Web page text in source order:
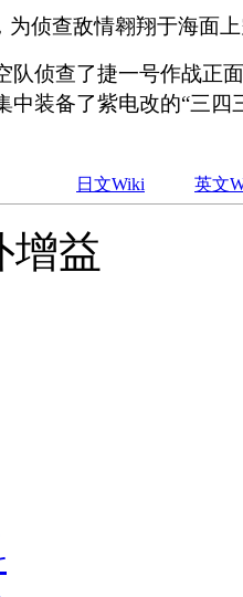
为侦查敌情翱翔于海面
队侦查了捷一号作战正
中装备了紫电改的“三四
日文Wiki 英文
增益